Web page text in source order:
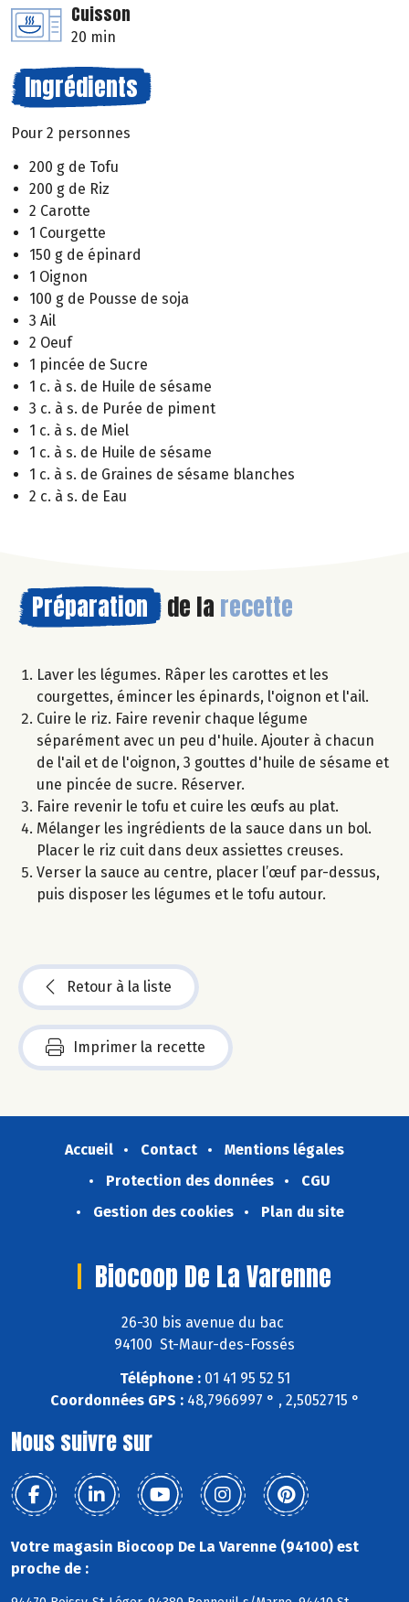
Cuisson
20 min
Ingrédients
Pour 2 personnes
200 g de Tofu
200 g de Riz
2 Carotte
1 Courgette
150 g de épinard
1 Oignon
100 g de Pousse de soja
3 Ail
2 Oeuf
1 pincée de Sucre
1 c. à s. de Huile de sésame
3 c. à s. de Purée de piment
1 c. à s. de Miel
1 c. à s. de Huile de sésame
1 c. à s. de Graines de sésame blanches
2 c. à s. de Eau
Préparation de la recette
Laver les légumes. Râper les carottes et les
courgettes, émincer les épinards, l'oignon et l'ail.
Cuire le riz. Faire revenir chaque légume
séparément avec un peu d'huile. Ajouter à chacun
de l'ail et de l'oignon, 3 gouttes d'huile de sésame et
une pincée de sucre. Réserver.
Faire revenir le tofu et cuire les œufs au plat.
Mélanger les ingrédients de la sauce dans un bol.
Placer le riz cuit dans deux assiettes creuses.
Verser la sauce au centre, placer l’œuf par-dessus,
puis disposer les légumes et le tofu autour.
Retour à la liste
Imprimer la recette
Accueil Contact
Mentions légales
Protection des données
CGU
Gestion des cookies
Plan du site
Biocoop De La Varenne
26-30 bis avenue du bac
94100 St-Maur-des-Fossés
Téléphone :01 41 95 52 51
Coordonnées GPS :48,7966997 ° , 2,5052715 °
Nous suivre sur
Votre magasin Biocoop De La Varenne (94100) est
proche de :